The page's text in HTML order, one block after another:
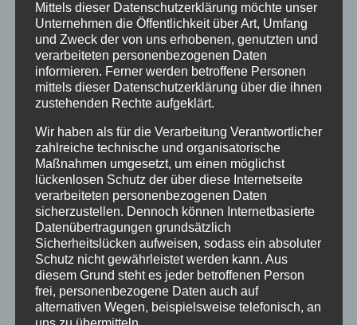
unter anderem für den „Internationalen
Hörspielpreis“ des Leipziger Hörspielsommers
nominiert ist.
Eine erste Kurzfassung von „Der Plumpsack
und kann auf derWebsite des Österreichischen
Rundfunksangehört werden.
Mitwirkende
Doktor – Eckart Dux
Mutter – Sabine Arnhold
Oberschwester – Uta Hallant
Mittels dieser Datenschutzerklärung möchte unser
Unternehmen die Öffentlichkeit über Art, Umfang
und Zweck der von uns erhobenen, genutzten und
verarbeiteten personenbezogenen Daten
informieren. Ferner werden betroffene Personen
mittels dieser Datenschutzerklärung über die ihnen
zustehenden Rechte aufgeklärt.
Wir haben als für die Verarbeitung Verantwortlicher
zahlreiche technische und organisatorische
Maßnahmen umgesetzt, um einen möglichst
lückenlosen Schutz der über diese Internetseite
verarbeiteten personenbezogenen Daten
sicherzustellen. Dennoch können Internetbasierte
Datenübertragungen grundsätzlich
Sicherheitslücken aufweisen, sodass ein absoluter
Schutz nicht gewährleistet werden kann. Aus
diesem Grund steht es jeder betroffenen Person
frei, personenbezogene Daten auch auf
alternativen Wegen, beispielsweise telefonisch, an